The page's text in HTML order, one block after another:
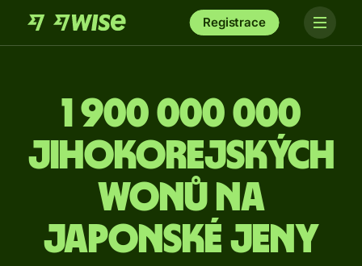
Registrace
1 900 000 000
jihokorejských
wonů na
japonské jeny